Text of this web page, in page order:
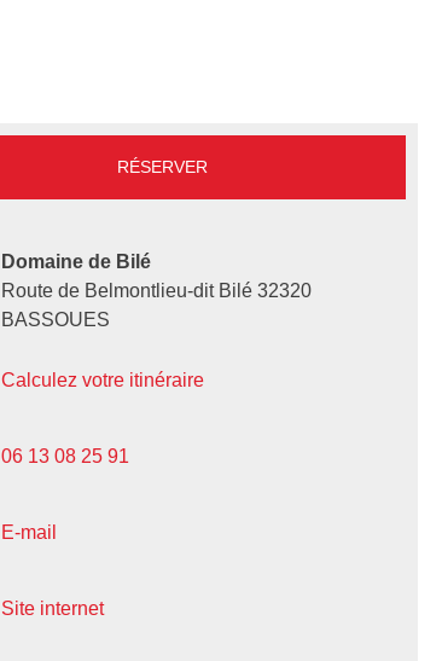
RÉSERVER
Domaine de Bilé
Route de Belmontlieu-dit Bilé 32320
BASSOUES
Calculez votre itinéraire
06 13 08 25 91
E-mail
Site internet